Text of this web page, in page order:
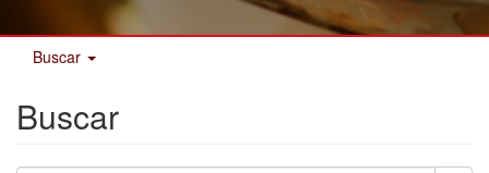
Buscar
Buscar